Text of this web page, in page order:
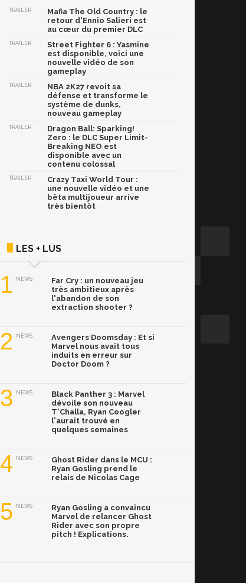
TRAILER
Mafia The Old Country : le
retour d'Ennio Salieri est
au cœur du premier DLC
TRAILER
Street Fighter 6 : Yasmine
est disponible, voici une
nouvelle vidéo de son
gameplay
TRAILER
NBA 2K27 revoit sa
défense et transforme le
système de dunks,
nouveau gameplay
TRAILER
Dragon Ball: Sparking!
Zero : le DLC Super Limit-
Breaking NEO est
disponible avec un
contenu colossal
TRAILER
Crazy Taxi World Tour :
une nouvelle vidéo et une
bêta multijoueur arrive
très bientôt
LES + LUS
1 NEWS
Far Cry : un nouveau jeu
très ambitieux après
l'abandon de son
extraction shooter ?
2 NEWS
Avengers Doomsday : Et si
Marvel nous avait tous
induits en erreur sur
Doctor Doom ?
3 NEWS
Black Panther 3 : Marvel
dévoile son nouveau
T'Challa, Ryan Coogler
l'aurait trouvé en
quelques semaines
4 NEWS
Ghost Rider dans le MCU :
Ryan Gosling prend le
relais de Nicolas Cage
5 NEWS
Ryan Gosling a convaincu
Marvel de relancer Ghost
Rider avec son propre
pitch ! Explications.